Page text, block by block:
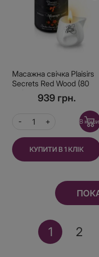
Масажна свічка Plaisirs
Secrets Red Wood (80
мл) подарункова
упаковка, керамічний
939 грн.
В
КУПИТИ В 1 КЛІК
1 2